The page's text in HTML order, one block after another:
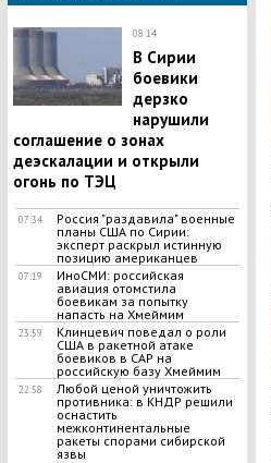
08:14
В Сирии
боевики
дерзко
нарушили
соглашение о зонах
деэскалации и открыли
огонь по ТЭЦ
07:34
Россия "раздавила" военные
планы США по Сирии:
эксперт раскрыл истинную
позицию американцев
07:19
ИноСМИ: российская
авиация отомстила
боевикам за попытку
напасть на Хмеймим
23:59
Kлинцевич поведал о роли
CШA в paкетной атаке
боевиков в CAP на
poccийскую базу Xмеймим
22:58
Любой ценой уничтожить
противника: в КНДР решили
оснастить
межконтинентальные
ракеты спорами сибирской
язвы